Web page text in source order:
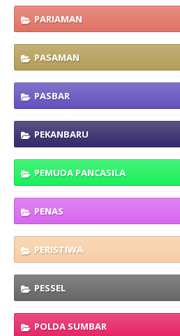
PARIAMAN
PASAMAN
PASBAR
PEKANBARU
PEMUDA PANCASILA
PENAS
PERISTIWA
PESSEL
POLDA SUMBAR